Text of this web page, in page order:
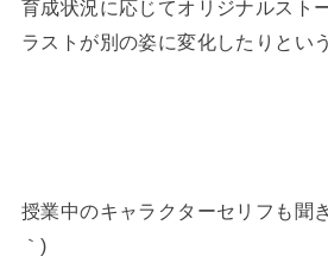
育成状況に応じてオリジナルスト
ラストが別の姿に変化したりとい
授業中のキャラクターセリフも聞
｀)